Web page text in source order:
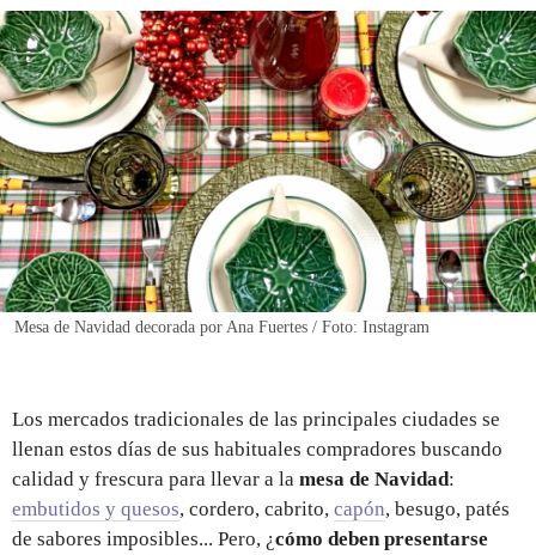
REGISTRO
INICIAR SESIÓN
Mesa de Navidad decorada por Ana Fuertes / Foto: Instagram
Los mercados tradicionales de las principales ciudades se
llenan estos días de sus habituales compradores buscando
calidad y frescura para llevar a la mesa de Navidad:
embutidos y quesos, cordero, cabrito, capón, besugo, patés
de sabores imposibles... Pero, ¿cómo deben presentarse